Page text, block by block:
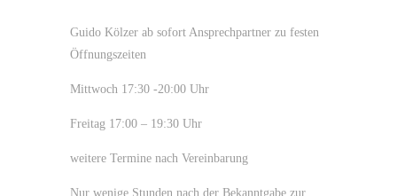
Guido Kölzer ab sofort Ansprechpartner zu festen
Öffnungszeiten
Mittwoch 17:30 -20:00 Uhr
Freitag 17:00 – 19:30 Uhr
weitere Termine nach Vereinbarung
Nur wenige Stunden nach der Bekanntgabe zur